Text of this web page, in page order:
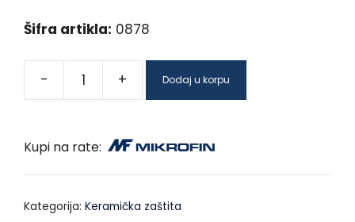
Šifra artikla: 0878
- + Dodaj u korpu
Kupi na rate:
Kategorija: Keramička zaštita